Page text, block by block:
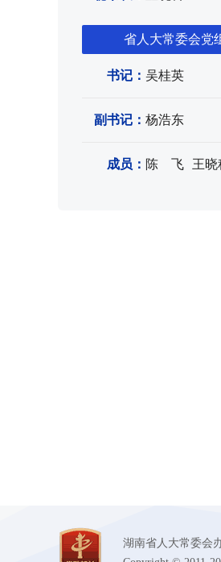
省人大常委会党
书记：吴桂英
副书记：杨浩东
成员： 陈 飞 王晓
湖南省人大常委会